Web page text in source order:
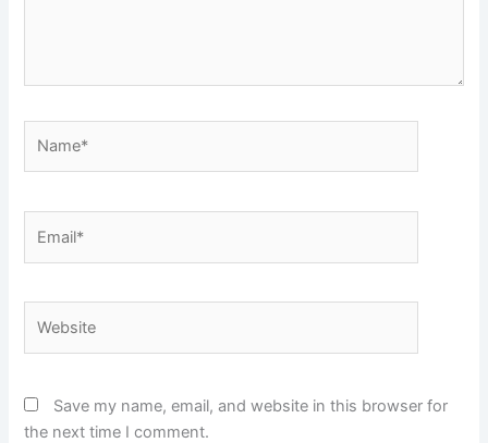
Save my name, email, and website in this browser for
the next time I comment.